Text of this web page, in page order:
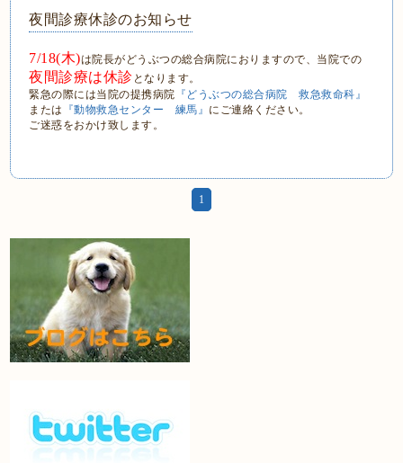
夜間診療休診のお知らせ
7/18(木)は院長がどうぶつの総合病院におりますので、当院での
夜間診療は休診 となります。
緊急の際には当院の提携病院 『どうぶつの総合病院 救急救命科』
または
『動物救急センター 練馬』 にご連絡ください。
ご迷惑をおかけ致します。
1